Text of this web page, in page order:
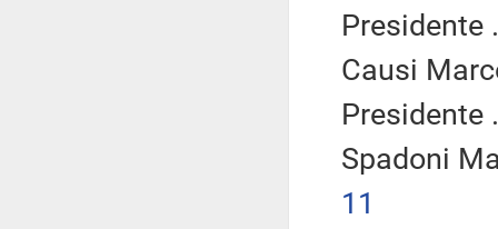
Presidente
Causi
Presidente
Spadoni
11